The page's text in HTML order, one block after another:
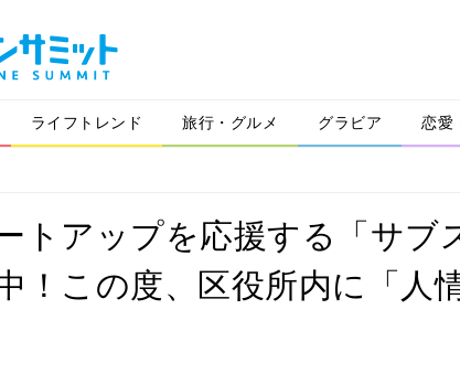
ライフトレンド 旅行・グルメ グラビア 恋愛
トアップを応援する「サブ
！この度、区役所内に「人